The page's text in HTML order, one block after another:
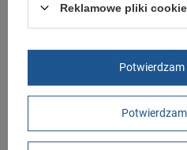
Potrzebujesz pomocy?
Napisz swoją opinię
Reklamowe pliki cookie